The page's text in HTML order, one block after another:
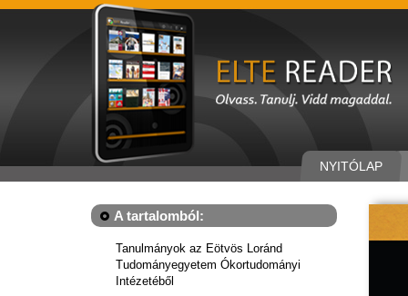
NYITÓLAP
A tartalomból:
Tanulmányok az Eötvös Loránd
Tudományegyetem Ókortudományi
Intézetéből